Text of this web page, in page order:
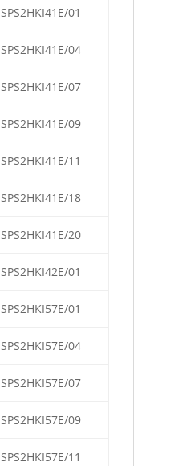
SPS2HKI41E/01
SPS2HKI41E/04
SPS2HKI41E/07
SPS2HKI41E/09
SPS2HKI41E/11
SPS2HKI41E/18
SPS2HKI41E/20
SPS2HKI42E/01
SPS2HKI57E/01
SPS2HKI57E/04
SPS2HKI57E/07
SPS2HKI57E/09
SPS2HKI57E/11